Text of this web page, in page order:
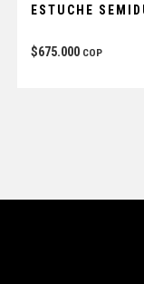
ESTUCHE
$675.000 COP